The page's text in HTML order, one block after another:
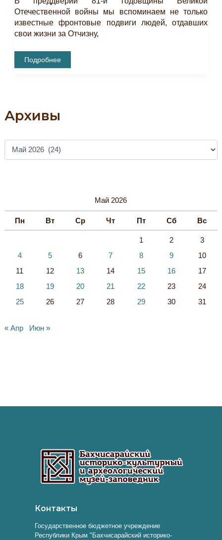
Архивы
Май 2026
Пн Вт Ср Чт Пт Сб Вс
1 2
3
4
5 6 7 8 9
10
11
12 13 14 15 16
17
18
19 20 21 22 23
24
25
26 27 28 29 30 31
« Апр Июн »
Отечественной войны мы вспоминаем не только
известные фронтовые подвиги людей, отдавших
свои жизни за Отчизну,
Забытые
Документы
Подробнее
Контакты
Государственное бюджетное учреждение
Республики Крым "Бахчисарайский историко-